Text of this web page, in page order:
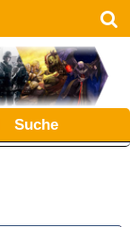
Suche